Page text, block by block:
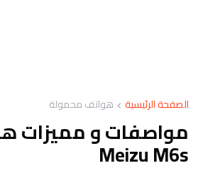
الصفحة الرئيسية هواتف محمولة
مواصفات و مميزات
Meizu M6s